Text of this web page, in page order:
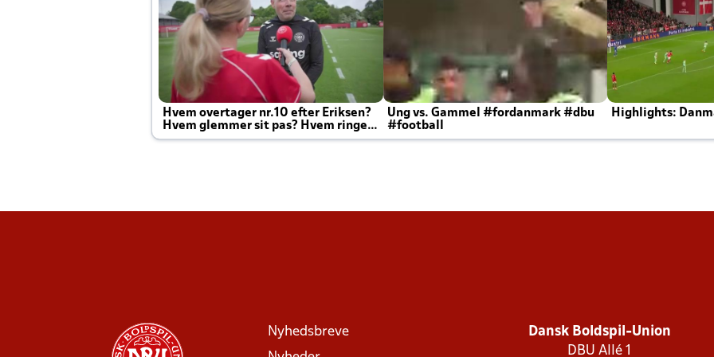
Hvem overtager nr.10 efter Eriksen?
Hvem glemmer sit pas? Hvem ringer
Joachim altid til efter kampe?
Ung vs. Gammel #fordanmark #dbu
#football
Highlights:
Nyhedsbreve
Dansk Boldspil-Union
DBU Allé 1